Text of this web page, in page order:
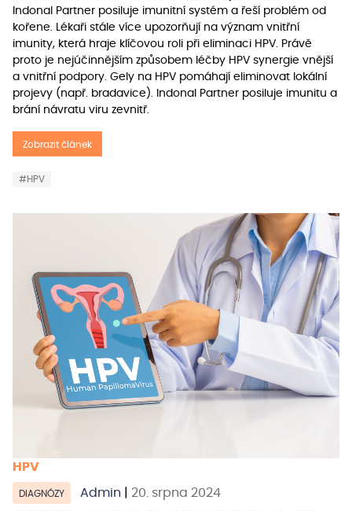
Indonal Partner posiluje imunitní systém a řeší problém od
kořene. Lékaři stále více upozorňují na význam vnitřní
imunity, která hraje klíčovou roli při eliminaci HPV. Právě
proto je nejúčinnějším způsobem léčby HPV synergie vnější
a vnitřní podpory. Gely na HPV pomáhají eliminovat lokální
projevy (např. bradavice). Indonal Partner posiluje imunitu a
brání návratu viru zevnitř.
Zobrazit článek
#HPV
HPV
DIAGNÓZY Admin 20. srpna 2024